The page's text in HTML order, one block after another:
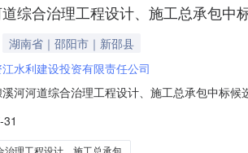
综合治理工程设计、施工总承包中
湖南省｜邵阳市｜新邵县
水利建设投资有限责任公司
河河道综合治理工程设计、施工总承包中标
详细的评审，推荐本项目中标候选人排名如
江清淤疏浚工程有限公司（联合